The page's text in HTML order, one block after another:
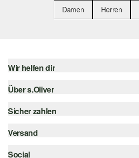
Damen Herren
Wir helfen dir
Hilfe & FAQ
Größenberatung
Über s.Oliver
s.Oliver Magazin
Whatsapp
Sicher zahlen
Rechnung
Kreditkarte
Versand
Sendungsverfolgung
Social